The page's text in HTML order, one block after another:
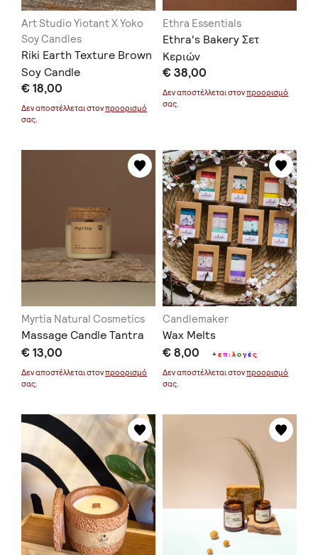
Art Studio Yiotant X Yoko
Soy Candles
Riki Earth Texture Brown
Soy Candle
€ 18,00
Δεν αποστέλλεται στονπροορισμό
σας.
Ethra Essentials
Ethra's Bakery Σετ
Κεριών
€ 38,00
Δεν αποστέλλεται στονπροορισμό
σας.
Myrtia Natural Cosmetics
Massage Candle Tantra
€ 13,00
Δεν αποστέλλεται στονπροορισμό
σας.
Candlemaker
Wax Melts
€ 8,00 +επιλογές
Δεν αποστέλλεται στονπροορισμό
σας.